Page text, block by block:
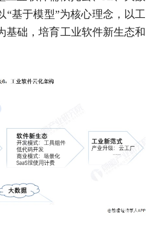
“基于模型”为核心理念，以工
基础，培育工业软件新生态和